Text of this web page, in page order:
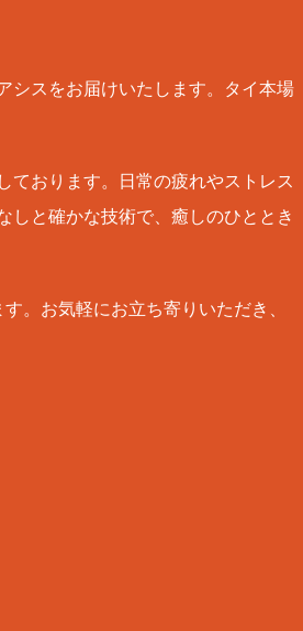
シスをお届けいたします。タイ本場
ております。日常の疲れやストレス
しと確かな技術で、癒しのひととき
。お気軽にお立ち寄りいただき、